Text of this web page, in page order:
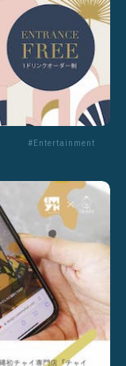
#Entertainment